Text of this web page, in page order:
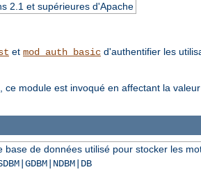
2.1 et supérieures d'Apache
et mod_auth_basic d'authentifier les
, ce module est invoqué en affectant la valeur
base de données utilisé pour stocker les